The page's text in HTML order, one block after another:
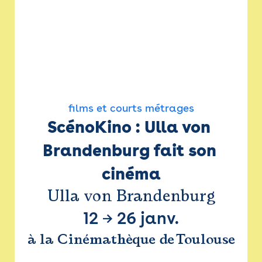
films et courts métrages
ScénoKino : Ulla von
Brandenburg fait son
cinéma
Ulla von Brandenburg
12 → 26 janv.
à la Cinémathèque de Toulouse